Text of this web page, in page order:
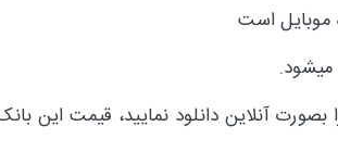
موبایل است
بصورت آنلاین دانلود نمایید، قیمت